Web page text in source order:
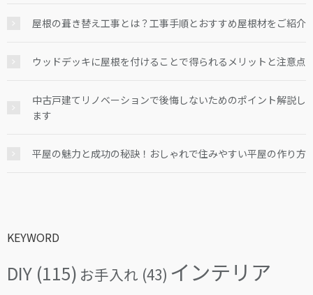
屋根の葺き替え工事とは？工事手順とおすすめ屋根材をご紹介
ウッドデッキに屋根を付けることで得られるメリットと注意点
中古戸建てリノベーションで後悔しないためのポイント解説し
ます
平屋の魅力と成功の秘訣！おしゃれで住みやすい平屋の作り方
KEYWORD
DIY (115) お手入れ (43) インテリア